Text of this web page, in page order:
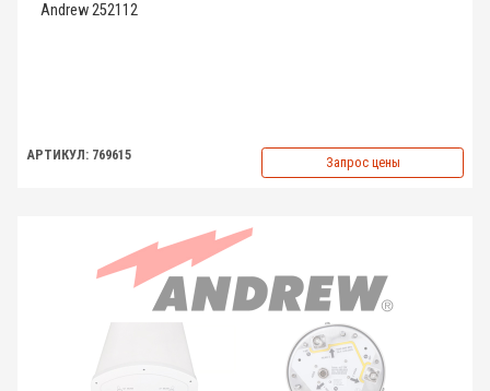
Andrew 252112
АРТИКУЛ: 769615 Запрос цены